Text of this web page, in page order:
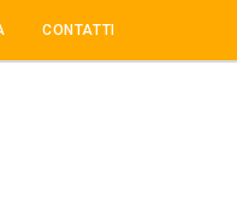
CONTATTI